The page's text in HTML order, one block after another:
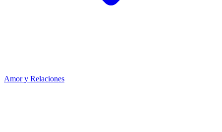
Amor y Relaciones